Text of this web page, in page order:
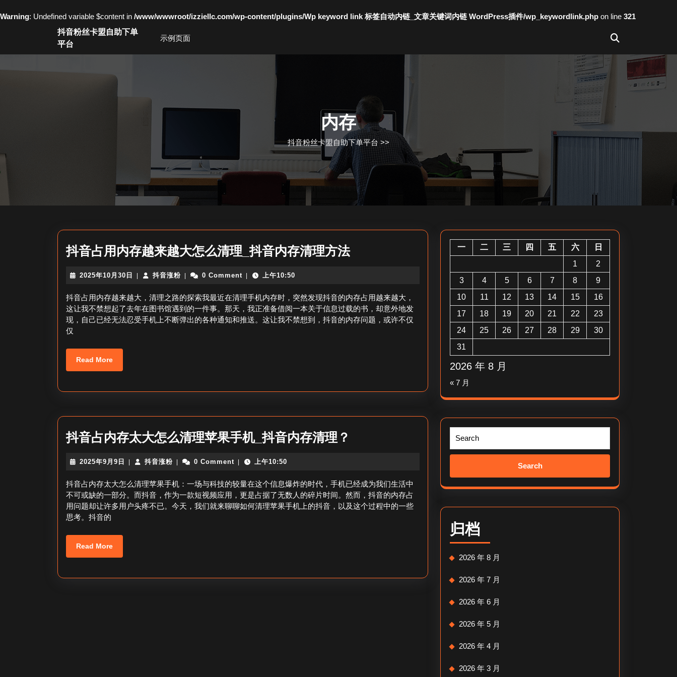
Warning: Undefined variable $content in /www/wwwroot/izziellc.com/wp-content/plugins/Wp keyword link 标签自动内链_文章关键词内链 WordPress插件/wp_keywordlink.php on line 321
抖音粉丝卡盟自助下单
平台
示例页面
内存
抖音粉丝卡盟自助下单平台>>
抖音占用内存越来越大怎么清理_抖音内存清理方法抖
用
内
存
么
抖
音
内
法
2025年10月30日
2025
10
月
30
日
抖音涨粉抖
涨
粉
0 Comment 上午10:50
抖音占用内存越来越大，清理之路的探索我最近在清理手机内存时，突然发现抖音的内存占用越来越大，
这让我不禁想起了去年在图书馆遇到的一件事。那天，我正准备借阅一本关于信息过载的书，却意外地发
现，自己已经无法忍受手机上不断弹出的各种通知和推送。这让我不禁想到，抖音的内存问题，或许不仅
仅
Read MoreRead
More
抖音占内存太大怎么清理苹果手机_抖音内存清理？
内
存
太
2025年9月9日
2025
9
月
9
日
抖音涨粉抖
涨
粉
0 Comment 上午10:50
抖音占内存太大怎么清理苹果手机：一场与科技的较量在这个信息爆炸的时代，手机已经成为我们生活中
不可或缺的一部分。而抖音，作为一款短视频应用，更是占据了无数人的碎片时间。然而，抖音的内存占
用问题却让许多用户头疼不已。今天，我们就来聊聊如何清理苹果手机上的抖音，以及这个过程中的一些
思考。抖音的
Read MoreRead
More
2026 年 8 月
一 二 三 四 五 六
日
1
2
3
4 5 6 7 8
9
10
11 12 13 14 15
16
17
18 19 20 21 22
23
24
25 26 27 28 29
30
31
« 7 月
Search
归档
2026 年 8 月
2026 年 7 月
2026 年 6 月
2026 年 5 月
2026 年 4 月
2026 年 3 月